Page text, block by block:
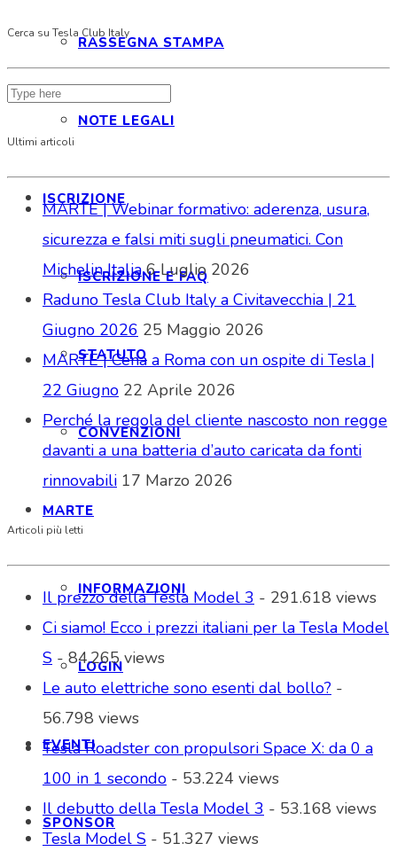
RASSEGNA STAMPA
NOTE LEGALI
ISCRIZIONE
ISCRIZIONE E FAQ
STATUTO
CONVENZIONI
MARTE
INFORMAZIONI
LOGIN
EVENTI
SPONSOR
Cerca su Tesla Club Italy
Ultimi articoli
MARTE | Webinar formativo: aderenza, usura,
sicurezza e falsi miti sugli pneumatici. Con
Michelin Italia 6 Luglio 2026
Raduno Tesla Club Italy a Civitavecchia | 21
Giugno 2026 25 Maggio 2026
MARTE | Cena a Roma con un ospite di Tesla |
22 Giugno 22 Aprile 2026
Perché la regola del cliente nascosto non regge
davanti a una batteria d’auto caricata da fonti
rinnovabili 17 Marzo 2026
Articoli più letti
Il prezzo della Tesla Model 3 - 291.618 views
Ci siamo! Ecco i prezzi italiani per la Tesla Model
S - 84.265 views
Le auto elettriche sono esenti dal bollo? -
56.798 views
Tesla Roadster con propulsori Space X: da 0 a
100 in 1 secondo - 53.224 views
Il debutto della Tesla Model 3 - 53.168 views
Tesla Model S - 51.327 views